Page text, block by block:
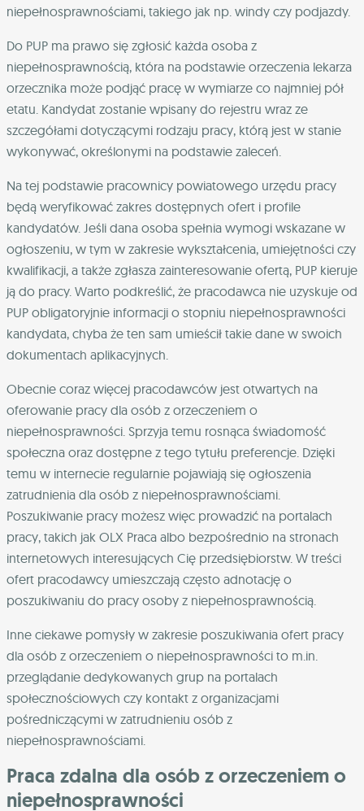
niepełnosprawnościami, takiego jak np. windy czy podjazdy.
Do PUP ma prawo się zgłosić każda osoba z
niepełnosprawnością, która na podstawie orzeczenia lekarza
orzecznika może podjąć pracę w wymiarze co najmniej pół
etatu. Kandydat zostanie wpisany do rejestru wraz ze
szczegółami dotyczącymi rodzaju pracy, którą jest w stanie
wykonywać, określonymi na podstawie zaleceń.
Na tej podstawie pracownicy powiatowego urzędu pracy
będą weryfikować zakres dostępnych ofert i profile
kandydatów. Jeśli dana osoba spełnia wymogi wskazane w
ogłoszeniu, w tym w zakresie wykształcenia, umiejętności czy
kwalifikacji, a także zgłasza zainteresowanie ofertą, PUP kieruje
ją do pracy. Warto podkreślić, że pracodawca nie uzyskuje od
PUP obligatoryjnie informacji o stopniu niepełnosprawności
kandydata, chyba że ten sam umieścił takie dane w swoich
dokumentach aplikacyjnych.
Obecnie coraz więcej pracodawców jest otwartych na
oferowanie pracy dla osób z orzeczeniem o
niepełnosprawności. Sprzyja temu rosnąca świadomość
społeczna oraz dostępne z tego tytułu preferencje. Dzięki
temu w internecie regularnie pojawiają się ogłoszenia
zatrudnienia dla osób z niepełnosprawnościami.
Poszukiwanie pracy możesz więc prowadzić na portalach
pracy, takich jak OLX Praca albo bezpośrednio na stronach
internetowych interesujących Cię przedsiębiorstw. W treści
ofert pracodawcy umieszczają często adnotację o
poszukiwaniu do pracy osoby z niepełnosprawnością.
Inne ciekawe pomysły w zakresie poszukiwania ofert pracy
dla osób z orzeczeniem o niepełnosprawności to m.in.
przeglądanie dedykowanych grup na portalach
społecznościowych czy kontakt z organizacjami
pośredniczącymi w zatrudnieniu osób z
niepełnosprawnościami.
Praca zdalna dla osób z orzeczeniem o
niepełnosprawności